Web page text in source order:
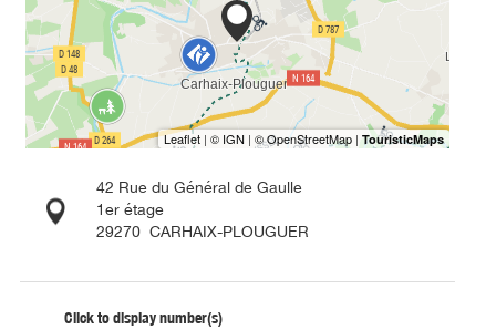
42 Rue du Général de Gaulle
1er étage
29270 CARHAIX-PLOUGUER
Click to display number(s)